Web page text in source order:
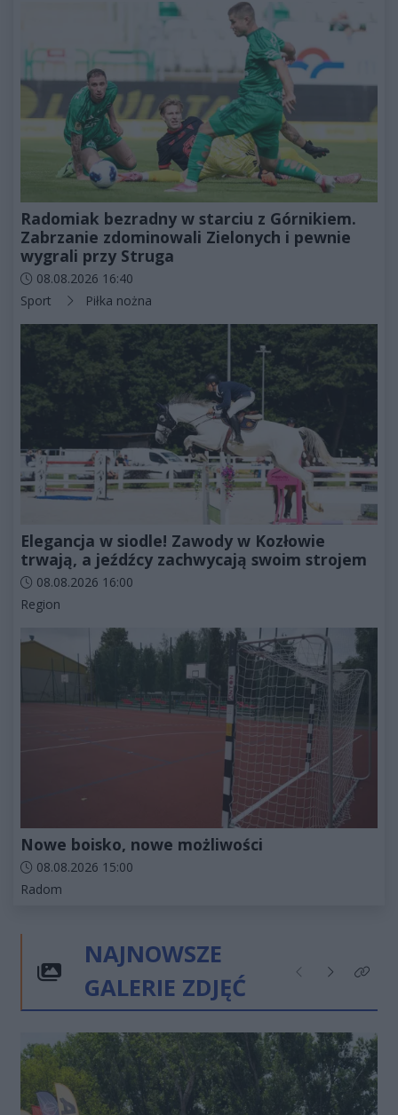
Radomiak bezradny w starciu z Górnikiem.
Zabrzanie zdominowali Zielonych i pewnie
wygrali przy Struga
Data dodania artykułu:
08.08.2026 16:40
Kategorie artykułu:
Sport Piłka nożna
Elegancja w siodle! Zawody w Kozłowie
trwają, a jeźdźcy zachwycają swoim strojem
Data dodania artykułu:
08.08.2026 16:00
Kategorie artykułu:
Region
Nowe boisko, nowe możliwości
Data dodania artykułu:
08.08.2026 15:00
Kategorie artykułu:
Radom
NAJNOWSZE
GALERIE ZDJĘĆ
Poprzednie
NastępneKliknij